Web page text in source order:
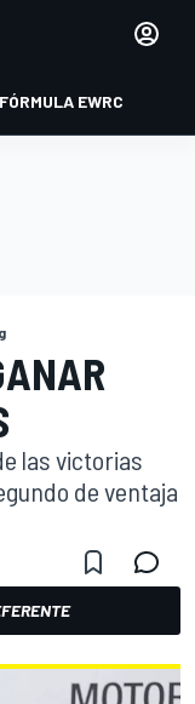
FÓRMULA EWRC
las victorias
de ventaja